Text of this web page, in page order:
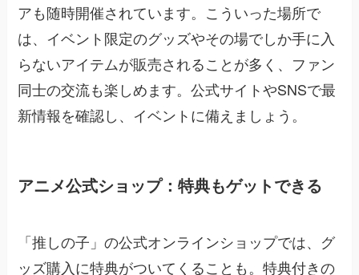
アも随時開催されています。こういった場所で
は、イベント限定のグッズやその場でしか手に入
らないアイテムが販売されることが多く、ファン
同士の交流も楽しめます。公式サイトやSNSで最
新情報を確認し、イベントに備えましょう。
アニメ公式ショップ：特典もゲットできる
「推しの子」の公式オンラインショップでは、グ
ッズ購入に特典がついてくることも。特典付きの